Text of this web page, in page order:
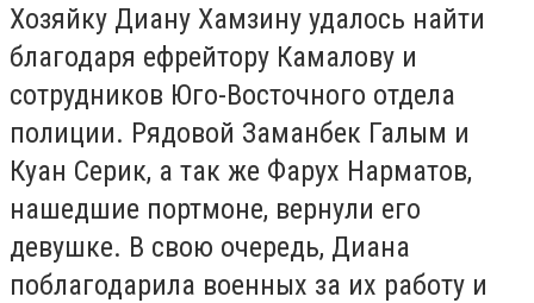
Хозяйку Диану Хамзину удалось найти
благодаря ефрейтору Камалову и
сотрудников Юго-Восточного отдела
полиции. Рядовой Заманбек Галым и
Куан Серик, а так же Фарух Нарматов,
нашедшие портмоне, вернули его
девушке. В свою очередь, Диана
поблагодарила военных за их работу и